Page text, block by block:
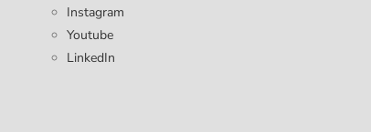
Instagram
Youtube
LinkedIn